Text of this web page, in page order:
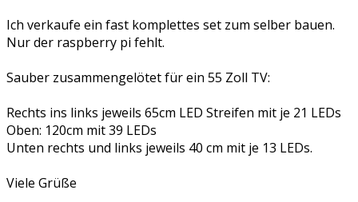
Ich verkaufe ein fast komplettes set zum selber bauen.
Nur der raspberry pi fehlt.
Sauber zusammengelötet für ein 55 Zoll TV:
Rechts ins links jeweils 65cm LED Streifen mit je 21 LEDs
Oben: 120cm mit 39 LEDs
Unten rechts und links jeweils 40 cm mit je 13 LEDs.
Viele Grüße